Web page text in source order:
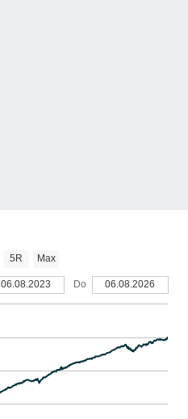
5R Max
06.08.2023 Do 06.08.2026